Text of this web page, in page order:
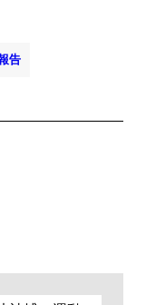
告